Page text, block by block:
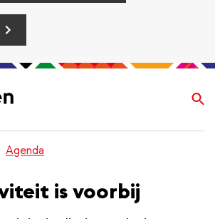
Agenda
is voorbij